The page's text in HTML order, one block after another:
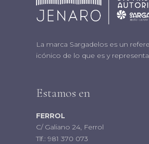
La marca Sargadelos es un
icónico de lo que es y representa
Estamos en
FERROL
C/ Galiano 24, Ferrol
Tlf.: 981 370 073